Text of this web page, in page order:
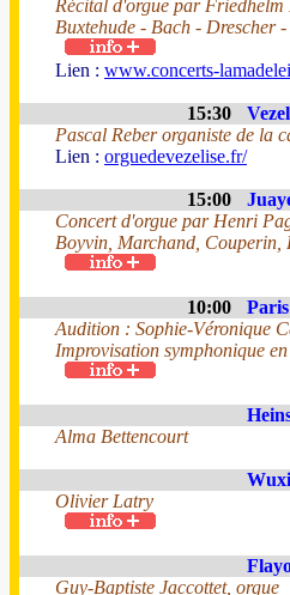
Récital d'orgue par
Buxtehude - Bach - Drescher
Lien : www.concerts-
15:30
Pascal Reber organiste de la
Lien : orguedevezelise.fr/
15:00
Concert d'orgue par Henri
Boyvin, Marchand, Couperin,
10:00
Audition : Sophie-Véronique
Improvisation symphonique
Alma Bettencourt
Olivier Latry
Guy-Baptiste Jaccottet, orgue